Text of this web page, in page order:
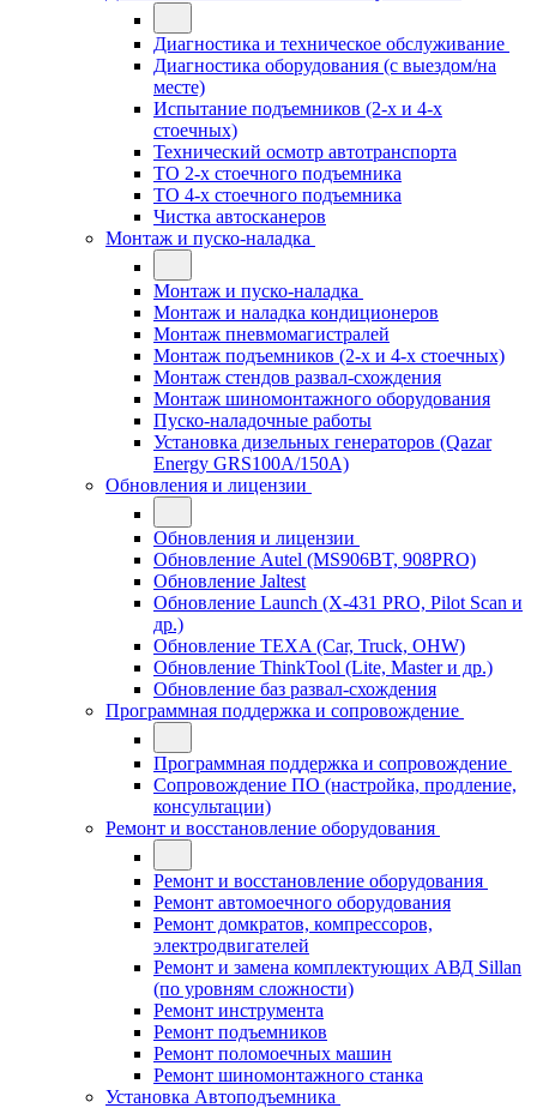
Диагностика и техническое обслуживание
Диагностика оборудования (с выездом/на
месте)
Испытание подъемников (2-х и 4-х
стоечных)
Технический осмотр автотранспорта
ТО 2-х стоечного подъемника
ТО 4-х стоечного подъемника
Чистка автосканеров
Монтаж и пуско-наладка
Монтаж и пуско-наладка
Монтаж и наладка кондиционеров
Монтаж пневмомагистралей
Монтаж подъемников (2-х и 4-х стоечных)
Монтаж стендов развал-схождения
Монтаж шиномонтажного оборудования
Пуско-наладочные работы
Установка дизельных генераторов (Qazar
Energy GRS100A/150A)
Обновления и лицензии
Обновления и лицензии
Обновление Autel (MS906BT, 908PRO)
Обновление Jaltest
Обновление Launch (X-431 PRO, Pilot Scan и
др.)
Обновление TEXA (Car, Truck, OHW)
Обновление ThinkTool (Lite, Master и др.)
Обновление баз развал-схождения
Программная поддержка и сопровождение
Программная поддержка и сопровождение
Сопровождение ПО (настройка, продление,
консультации)
Ремонт и восстановление оборудования
Ремонт и восстановление оборудования
Ремонт автомоечного оборудования
Ремонт домкратов, компрессоров,
электродвигателей
Ремонт и замена комплектующих АВД Sillan
(по уровням сложности)
Ремонт инструмента
Ремонт подъемников
Ремонт поломоечных машин
Ремонт шиномонтажного станка
Установка Автоподъемника